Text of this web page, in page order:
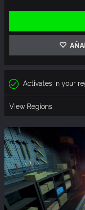
Activates in your
View Regions